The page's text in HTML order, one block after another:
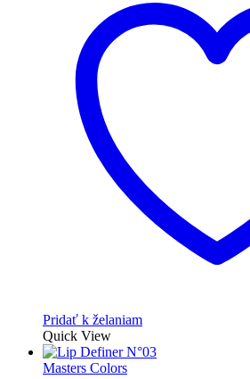
Pridať k želaniam
Quick View
Masters Colors